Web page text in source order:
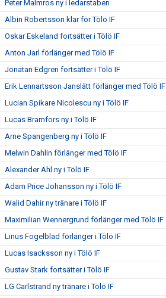
Peter Malmros ny i ledarstaben
Albin Robertsson klar för Tölö IF
Oskar Eskeland fortsätter i Tölö IF
Anton Jarl förlänger med Tölö IF
Jonatan Edgren fortsätter i Tölö IF
Erik Lennartsson Janslätt förlänger med Tölö IF
Lucian Spikare Nicolescu ny i Tölö IF
Lucas Bramfors ny i Tölö IF
Arne Spangenberg ny i Tölö IF
Melwin Dahlin förlänger med Tölö IF
Alexander Ahl ny i Tölö IF
Adam Price Johansson ny i Tölö IF
Walid Dahir ny tränare i Tölö IF
Maximilian Wennergrund förlänger med Tölö IF
Linus Fogelblad förlänger i Tölö IF
Lucas Isacksson ny i Tölö IF
Gustav Stark fortsätter i Tölö IF
LG Carlstrand ny tränare i Tölö IF